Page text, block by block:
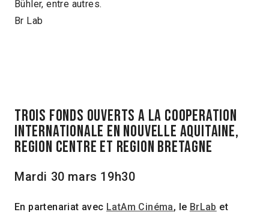
Bühler, entre autres.
Br Lab
TROIS FONDS OUVERTS A LA COOPERATION
INTERNATIONALE EN NOUVELLE AQUITAINE,
REGION CENTRE Et REGION BRETAGNE
Mardi 30 mars 19h30
En partenariat avec LatAm Cinéma, le BrLab et